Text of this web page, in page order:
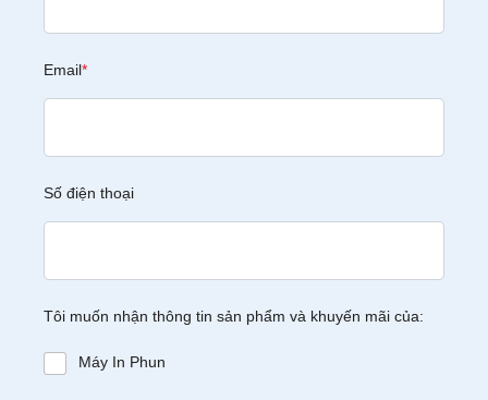
Email*
Số điện thoại
Tôi muốn nhận thông tin sản phẩm và khuyến mãi của:
Máy In Phun